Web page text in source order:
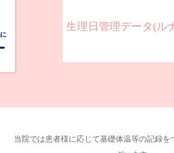
生理日管理データ(ル
当院では患者様に応じて基礎体温等の記録を
ティアラ ニュース
アクセス
よくあるご質問